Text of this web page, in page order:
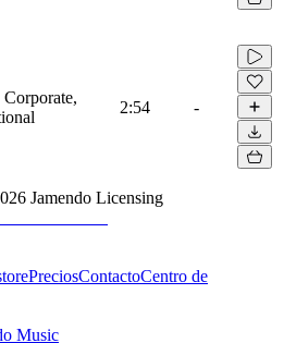
Corporate,
2:54 -
Jamendo Licensing
PreciosContactoCentro de
Music